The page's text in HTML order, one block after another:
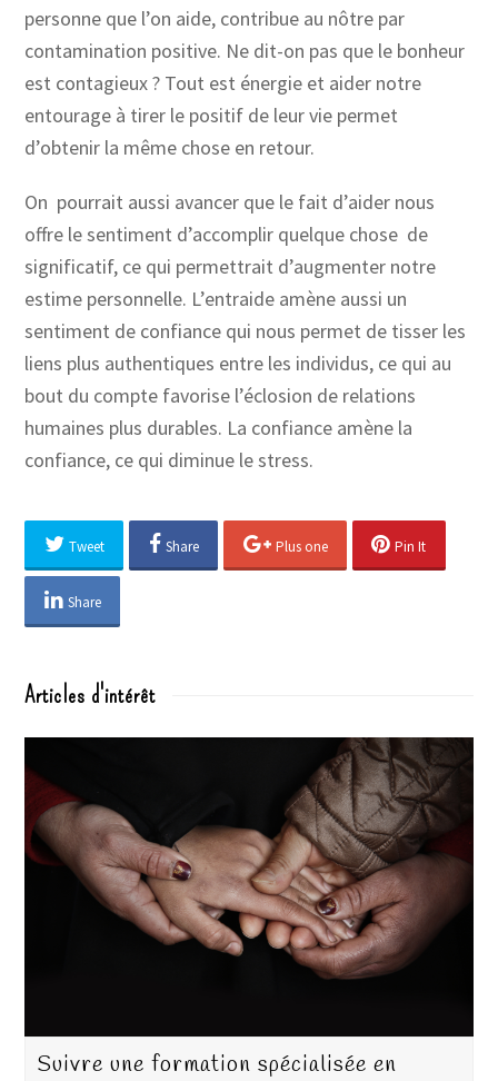
personne que l’on aide, contribue au nôtre par
contamination positive. Ne dit-on pas que le bonheur
est contagieux ? Tout est énergie et aider notre
entourage à tirer le positif de leur vie permet
d’obtenir la même chose en retour.
On pourrait aussi avancer que le fait d’aider nous
offre le sentiment d’accomplir quelque chose de
significatif, ce qui permettrait d’augmenter notre
estime personnelle. L’entraide amène aussi un
sentiment de confiance qui nous permet de tisser les
liens plus authentiques entre les individus, ce qui au
bout du compte favorise l’éclosion de relations
humaines plus durables. La confiance amène la
confiance, ce qui diminue le stress.
Tweet Share Plus one Pin It
Share
Articles d'intérêt
Suivre une formation spécialisée en